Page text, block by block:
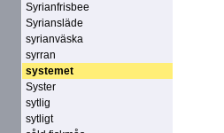
Syrianfrisbee
Syriansläde
syrianväska
syrran
systemet
Syster
sytlig
sytligt